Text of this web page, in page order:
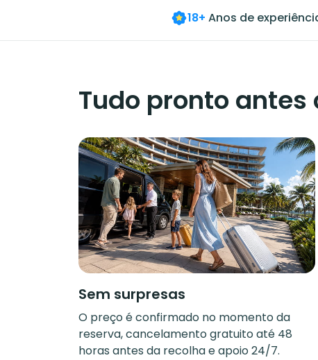
18+ Anos de
Tudo pronto antes
Sem surpresas
O preço é confirmado no momento da
reserva, cancelamento gratuito até 48
horas antes da recolha e apoio 24/7.